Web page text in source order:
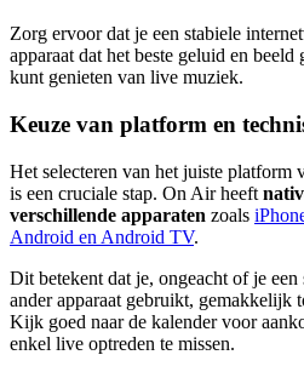
Zorg ervoor dat je een stabiele
apparaat dat het beste geluid en
kunt genieten van live muziek.
Keuze van platform en
Het selecteren van het juiste platform
is een cruciale stap. On Air heeft
verschillende apparaten zoals
Android en Android TV.
Dit betekent dat je, ongeacht of je
ander apparaat gebruikt, gemakkelijk
Kijk goed naar de kalender voor
enkel live optreden te missen.